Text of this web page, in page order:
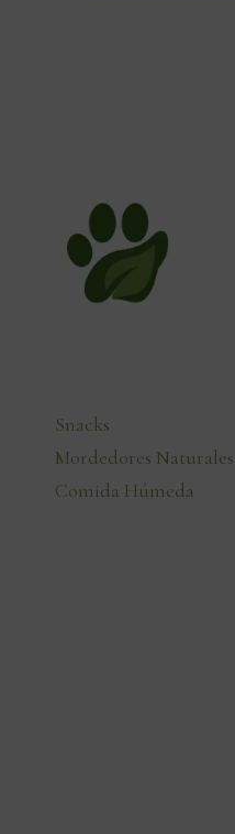
Snacks
Mordedores Naturales
Comida Húmeda